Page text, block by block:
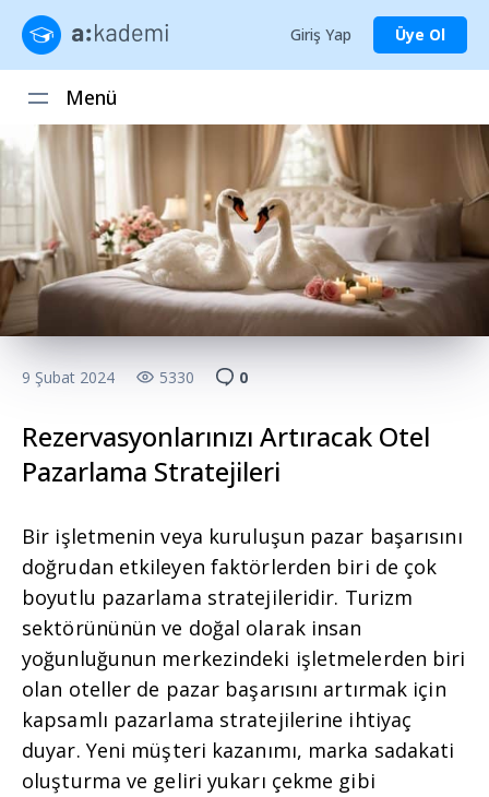
Giriş Yap Üye Ol
Menü
9 Şubat 2024 5330 0
Rezervasyonlarınızı Artıracak Otel
Pazarlama Stratejileri
Bir işletmenin veya kuruluşun pazar başarısını
doğrudan etkileyen faktörlerden biri de çok
boyutlu pazarlama stratejileridir. Turizm
sektörününün ve doğal olarak insan
yoğunluğunun merkezindeki işletmelerden biri
olan oteller de pazar başarısını artırmak için
kapsamlı pazarlama stratejilerine ihtiyaç
duyar. Yeni müşteri kazanımı, marka sadakati
oluşturma ve geliri yukarı çekme gibi